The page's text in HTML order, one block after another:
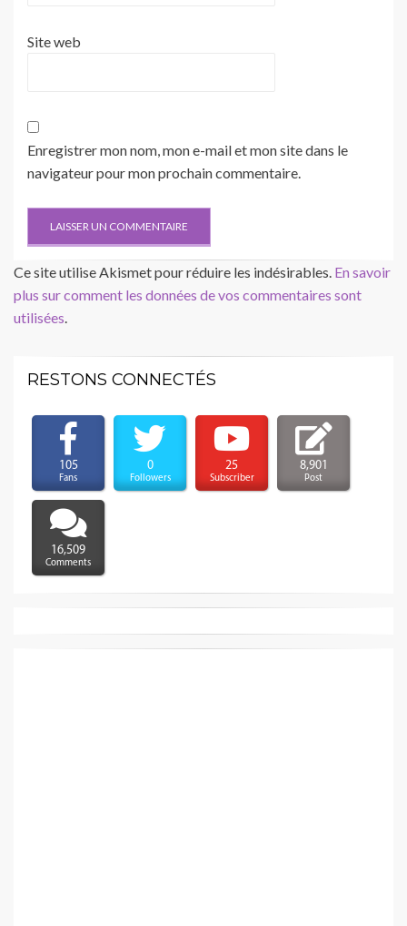
Site web
Enregistrer mon nom, mon e-mail et mon site dans le
navigateur pour mon prochain commentaire.
Ce site utilise Akismet pour réduire les indésirables. En savoir
plus sur comment les données de vos commentaires sont
utilisées.
RESTONS CONNECTÉS
105
Fans
0
Followers
25
Subscriber
8,901
Post
16,509
Comments